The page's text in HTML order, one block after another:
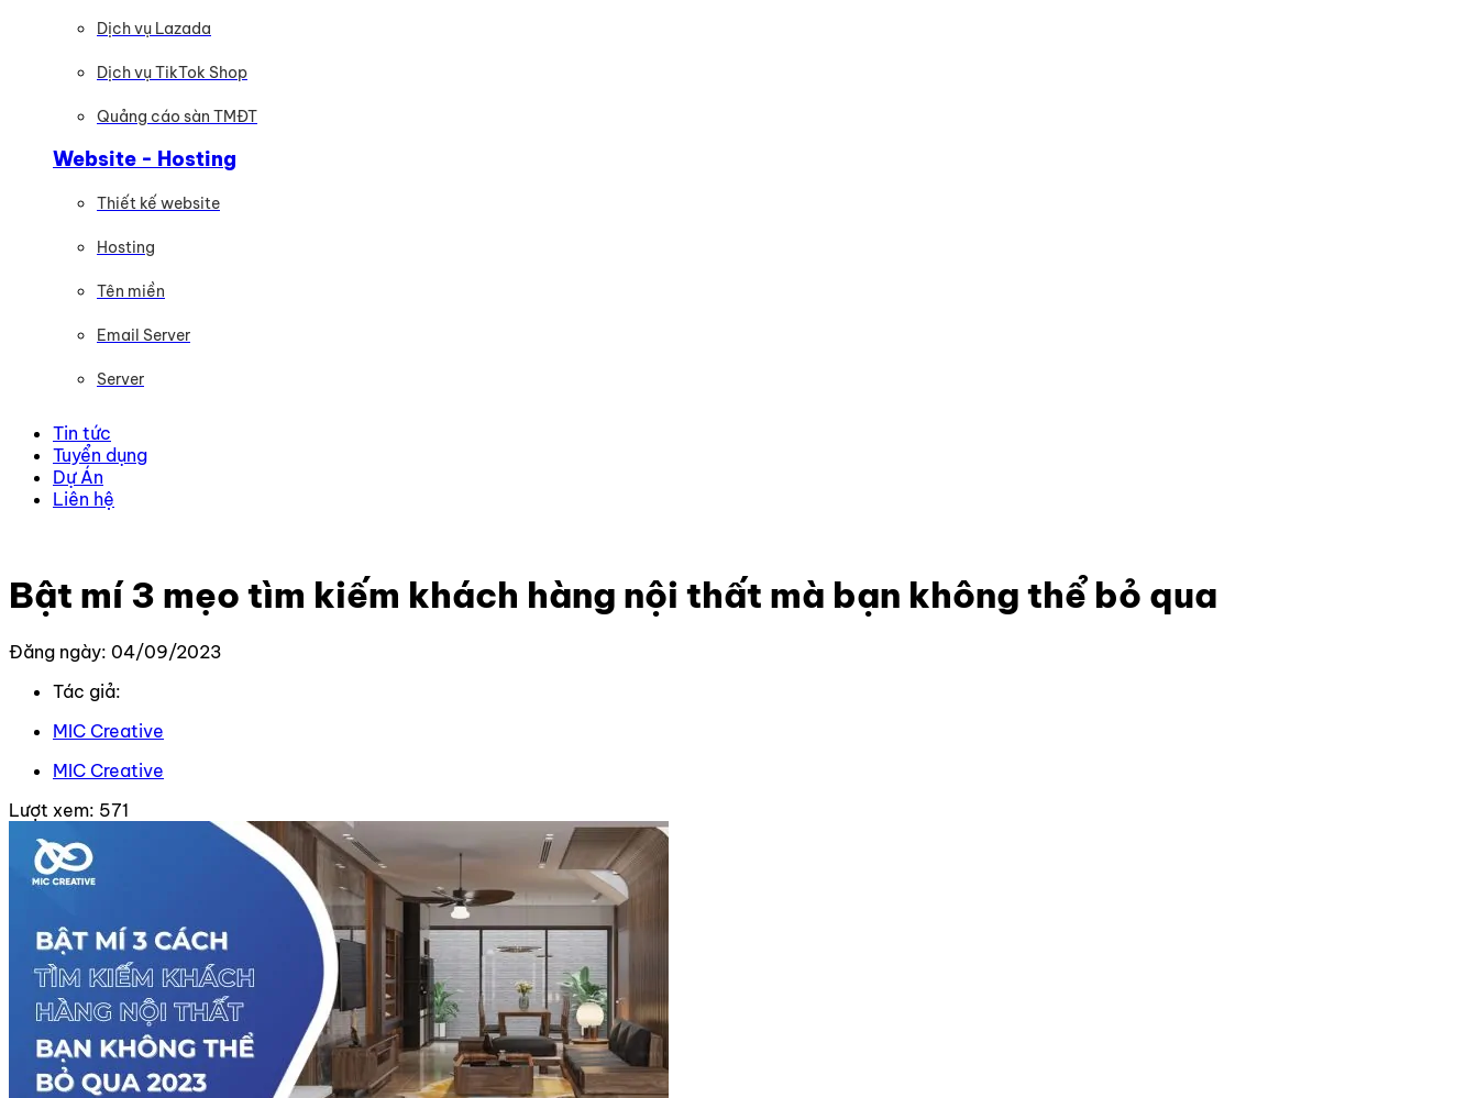
Dịch vụ Lazada
Dịch vụ TikTok Shop
Quảng cáo sàn TMĐT
Website - Hosting
Thiết kế website
Hosting
Tên miền
Email Server
Server
Tin tức
Tuyển dụng
Dự Án
Liên hệ
Bật mí 3 mẹo tìm kiếm khách hàng nội thất mà bạn không thể bỏ qua
Đăng ngày: 04/09/2023
Tác giả:
MIC Creative
MIC Creative
Lượt xem: 571